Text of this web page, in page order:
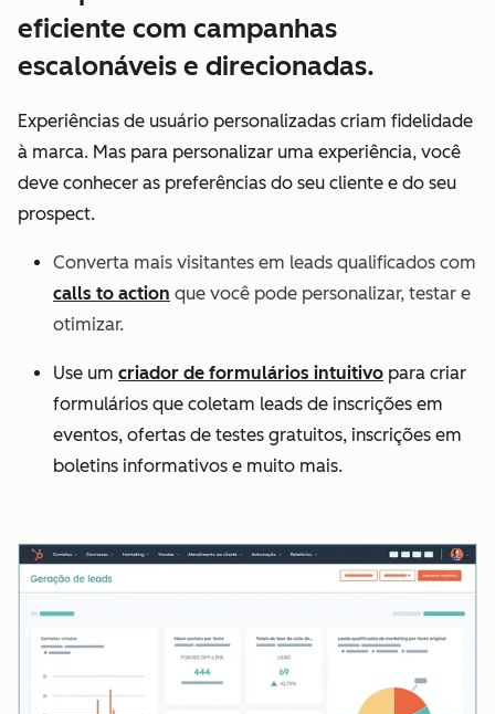
eficiente com campanhas
escalonáveis e direcionadas.
Experiências de usuário personalizadas criam fidelidade
à marca. Mas para personalizar uma experiência, você
deve conhecer as preferências do seu cliente e do seu
prospect.
Converta mais visitantes em leads qualificados com
calls to action que você pode personalizar, testar e
otimizar.
Use um criador de formulários intuitivo para criar
formulários que coletam leads de inscrições em
eventos, ofertas de testes gratuitos, inscrições em
boletins informativos e muito mais.